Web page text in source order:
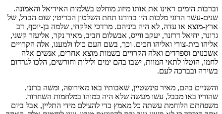
וברבות הימים ראינו את אותו מיזוג מוחלט בשלמות האידיאל והאמונה.
שנים-עשר הרוגי מלכות היו בדורנו תחת השלטון הבריטי; שום הבדל, של
ארץ-מוצא או עדה, לא היה ביניהם. מרדכי אלקחי, שלמה בן-יוסף, דב
גרונר, יחיאל דרזנר, יעקב ווייס, אבשלום חביב, מאיר נקר, אליעזר קשני,
אליהו בית-צורי ואליהו חכים. וכך, בשם העם כולו ולמענו, אלה הקרויים
אשכנזים וספרדים ואלה הקרויים בשמות מוצא אחרים, אנשים אלה
לחמו, הוטלו לתאי המוות, ישבו בהם ימים ולילות וחורשים, הלכו לגרדום
בשירה ובברכה לעם.
והשניים בהם, מאיר פינשטיין, שאבותיו באו מאירופה, ומשה ברזני,
שהוריו באו מבבל, עשו מעשה שלא היה כמוהו במלחמות השחרור.
משפחתם הלוחמת עשתה כל מאמץ כדי להצילם מידי התליין, אבל ביום